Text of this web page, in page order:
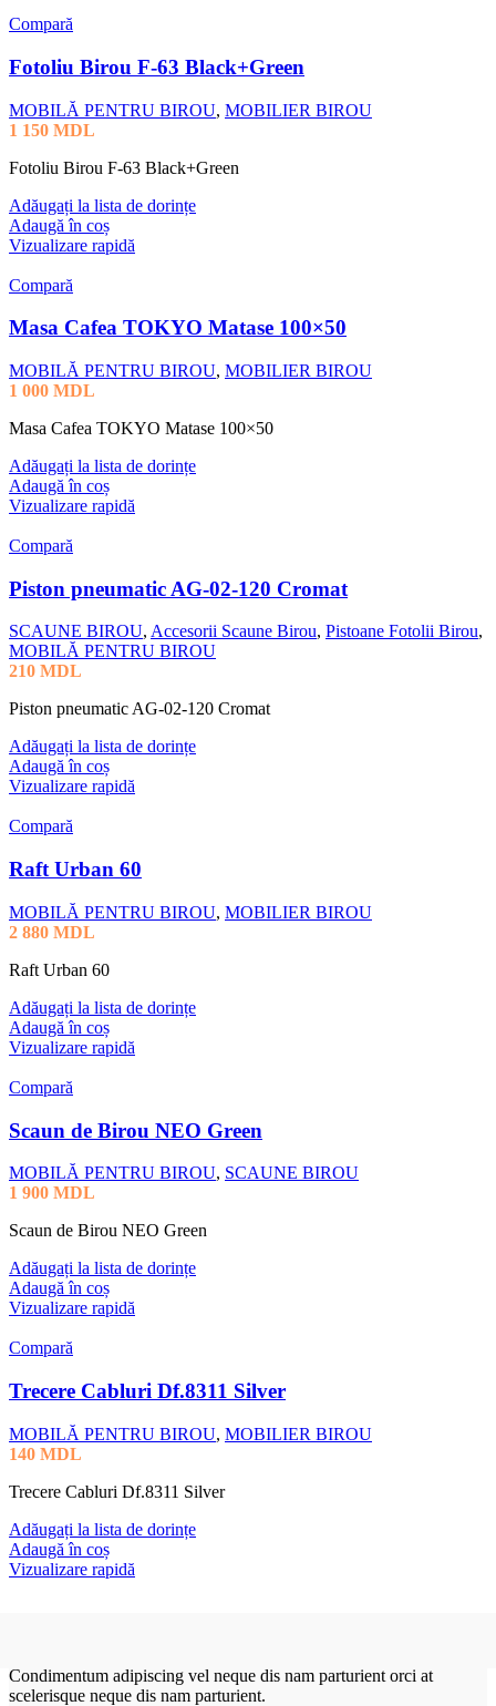
Compară
Fotoliu Birou F-63 Black+Green
MOBILĂ PENTRU BIROU, MOBILIER BIROU
1 150 MDL
Fotoliu Birou F-63 Black+Green
Adăugați la lista de dorințe
Adaugă în coș
Vizualizare rapidă
Compară
Masa Cafea TOKYO Matase 100×50
MOBILĂ PENTRU BIROU, MOBILIER BIROU
1 000 MDL
Masa Cafea TOKYO Matase 100×50
Adăugați la lista de dorințe
Adaugă în coș
Vizualizare rapidă
Compară
Piston pneumatic AG-02-120 Cromat
SCAUNE BIROU, Accesorii Scaune Birou, Pistoane Fotolii Birou,
MOBILĂ PENTRU BIROU
210 MDL
Piston pneumatic AG-02-120 Cromat
Adăugați la lista de dorințe
Adaugă în coș
Vizualizare rapidă
Compară
Raft Urban 60
MOBILĂ PENTRU BIROU, MOBILIER BIROU
2 880 MDL
Raft Urban 60
Adăugați la lista de dorințe
Adaugă în coș
Vizualizare rapidă
Compară
Scaun de Birou NEO Green
MOBILĂ PENTRU BIROU, SCAUNE BIROU
1 900 MDL
Scaun de Birou NEO Green
Adăugați la lista de dorințe
Adaugă în coș
Vizualizare rapidă
Compară
Trecere Cabluri Df.8311 Silver
MOBILĂ PENTRU BIROU, MOBILIER BIROU
140 MDL
Trecere Cabluri Df.8311 Silver
Adăugați la lista de dorințe
Adaugă în coș
Vizualizare rapidă
Condimentum adipiscing vel neque dis nam parturient orci at
scelerisque neque dis nam parturient.